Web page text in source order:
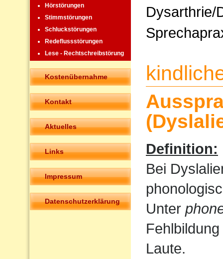
Hörstörungen
Stimmstörungen
Schluckstörungen
Redeflussstörungen
Lese - Rechtschreibstörung
Kostenübernahme
Kontakt
Aktuelles
Links
Impressum
Datenschutzerklärung
Dysarthrie/
Definition:
Bei
Unter
Laute.